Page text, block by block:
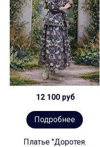
12 100 руб
Подробнее
Платье "Доротея.